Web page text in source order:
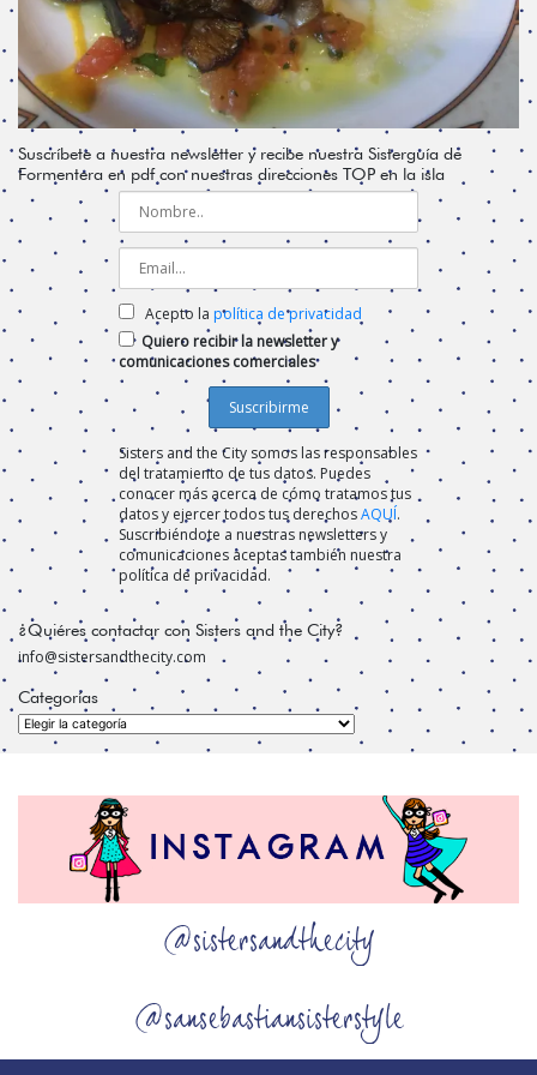
Suscríbete a nuestra newsletter y recibe nuestra Sisterguía de
Formentera en pdf con nuestras direcciones TOP en la isla
Acepto la política de privacidad
Quiero recibir la newsletter y
comunicaciones comerciales
Sisters and the City somos las responsables
del tratamiento de tus datos. Puedes
conocer más acerca de cómo tratamos tus
datos y ejercer todos tus derechosAQUÍ.
Suscribiéndote a nuestras newsletters y
comunicaciones aceptas también nuestra
política de privacidad.
¿Quiéres contactar con Sisters and the City?
info@sistersandthecity.com
Categorías
Categorías
@sistersandthecity
@sansebastiansisterstyle